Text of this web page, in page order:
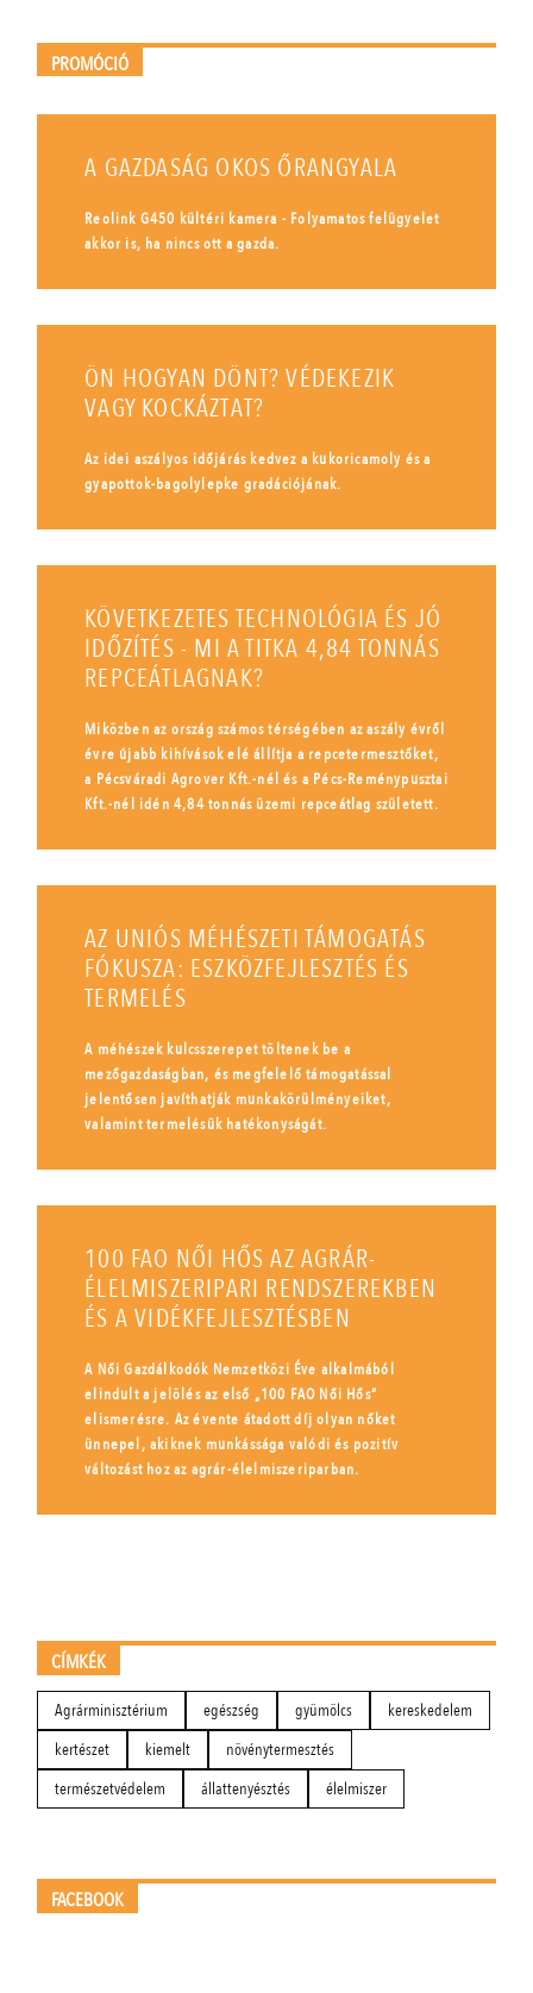
PROMÓCIÓ
A GAZDASÁG OKOS ŐRANGYALA
Reolink G450 kültéri kamera - Folyamatos felügyelet
akkor is, ha nincs ott a gazda.
ÖN HOGYAN DÖNT? VÉDEKEZIK
VAGY KOCKÁZTAT?
Az idei aszályos időjárás kedvez a kukoricamoly és a
gyapottok-bagolylepke gradációjának.
KÖVETKEZETES TECHNOLÓGIA ÉS JÓ
IDŐZÍTÉS - MI A TITKA 4,84 TONNÁS
REPCEÁTLAGNAK?
Miközben az ország számos térségében az aszály évről
évre újabb kihívások elé állítja a repcetermesztőket,
a Pécsváradi Agrover Kft.-nél és a Pécs-Reménypusztai
Kft.-nél idén 4,84 tonnás üzemi repceátlag született.
AZ UNIÓS MÉHÉSZETI TÁMOGATÁS
FÓKUSZA: ESZKÖZFEJLESZTÉS ÉS
TERMELÉS
A méhészek kulcsszerepet töltenek be a
mezőgazdaságban, és megfelelő támogatással
jelentősen javíthatják munkakörülményeiket,
valamint termelésük hatékonyságát.
100 FAO NŐI HŐS AZ AGRÁR-
ÉLELMISZERIPARI RENDSZEREKBEN
ÉS A VIDÉKFEJLESZTÉSBEN
A Női Gazdálkodók Nemzetközi Éve alkalmából
elindult a jelölés az első „100 FAO Női Hős”
elismerésre. Az évente átadott díj olyan nőket
ünnepel, akiknek munkássága valódi és pozitív
változást hoz az agrár-élelmiszeriparban.
CÍMKÉK
Agrárminisztérium egészség gyümölcs
kereskedelem
kertészet
kiemelt
növénytermesztés
természetvédelem
állattenyésztés élelmiszer
FACEBOOK